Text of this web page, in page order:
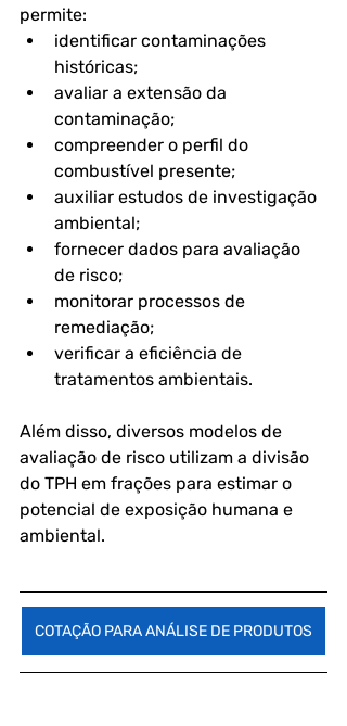
permite:
identificar contaminações
históricas;
avaliar a extensão da
contaminação;
compreender o perfil do
combustível presente;
auxiliar estudos de investigação
ambiental;
fornecer dados para avaliação
de risco;
monitorar processos de
remediação;
verificar a eficiência de
tratamentos ambientais.
Além disso, diversos modelos de
avaliação de risco utilizam a divisão
do TPH em frações para estimar o
potencial de exposição humana e
ambiental.
COTAÇÃO PARA ANÁLISE DE PRODUTOS